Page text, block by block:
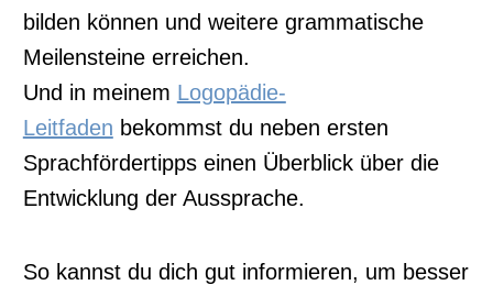
bilden können und weitere grammatische
Meilensteine erreichen.
Und in meinem Logopädie-
Leitfaden bekommst du neben ersten
Sprachfördertipps einen Überblick über die
Entwicklung der Aussprache.
So kannst du dich gut informieren, um besser